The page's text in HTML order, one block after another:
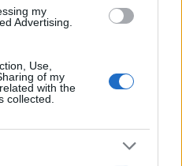
my
Advertising.
Use,
of my
with the
collected.